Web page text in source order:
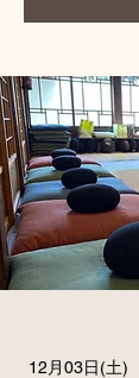
12月03日(土)